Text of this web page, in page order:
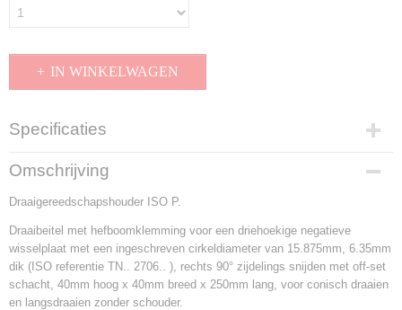
IN WINKELWAGEN
Specificaties
Productcode
PTGNR 4040 S 27
EAN code
Productcode leverancier
PTGNR 4040 S 27
Netto gewicht
3,15 Kg
Omschrijving
Draaigereedschapshouder ISO P.
Draaibeitel met hefboomklemming voor een driehoekige negatieve
wisselplaat met een ingeschreven cirkeldiameter van 15.875mm, 6.35mm
dik (ISO referentie TN.. 2706.. ), rechts 90° zijdelings snijden met off-set
schacht, 40mm hoog x 40mm breed x 250mm lang, voor conisch draaien
en langsdraaien zonder schouder.